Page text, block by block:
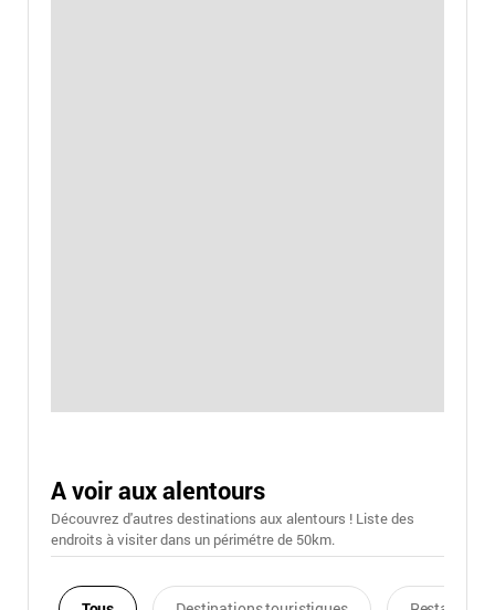
A voir aux alentours
Découvrez d'autres destinations aux alentours ! Liste des
endroits à visiter dans un périmétre de 50km.